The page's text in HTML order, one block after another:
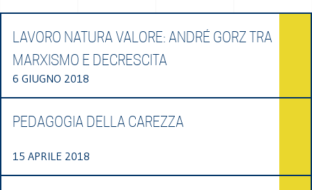
LAVORO NATURA VALORE: ANDRÉ GORZ TRA
MARXISMO E DECRESCITA
6 GIUGNO 2018
PEDAGOGIA DELLA CAREZZA
15 APRILE 2018